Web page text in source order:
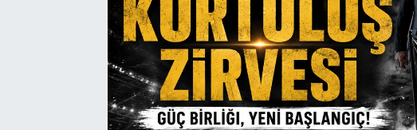
YEREL YÖNETİMLER